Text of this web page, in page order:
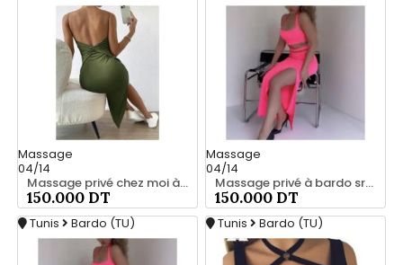
Massage
04/14
Massage privé chez moi à bardo srd 55066248
150.000 DT
Massage
04/14
Massage privé à bardo srd 20466285
150.000 DT
Tunis Bardo (TU) Tunis Bardo (TU)